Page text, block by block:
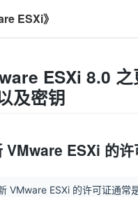
ESXi》
ESXi 8.0
及密钥
VMware ESXi 的许
VMware ESXi 的许可证通常